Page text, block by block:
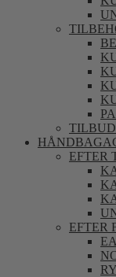
TILBUD
EFTER
EFTER